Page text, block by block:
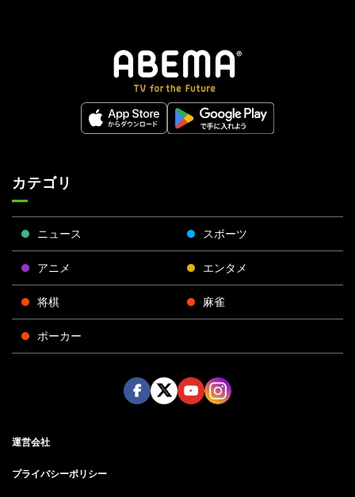
カテゴリ
ニュース スポーツ
アニメ エンタメ
将棋 麻雀
ポーカー
運営会社
プライバシーポリシー